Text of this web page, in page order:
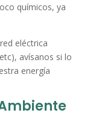
químicos, ya
eléctrica
avísanos si lo
energía